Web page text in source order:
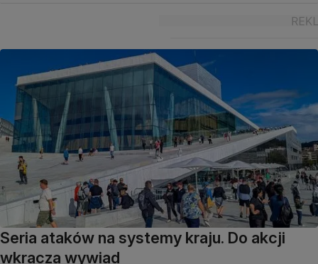
Seria ataków na systemy kraju. Do akcji
wkracza wywiad